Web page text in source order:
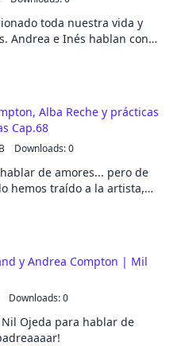
toda nuestra vida y
Andrea e Inés hablan con
Alba Reche y prácticas
Cap.68
Downloads: 0
de amores... pero de
hemos traído a la artista,
y Andrea Compton | Mil
Downloads: 0
Ojeda para hablar de